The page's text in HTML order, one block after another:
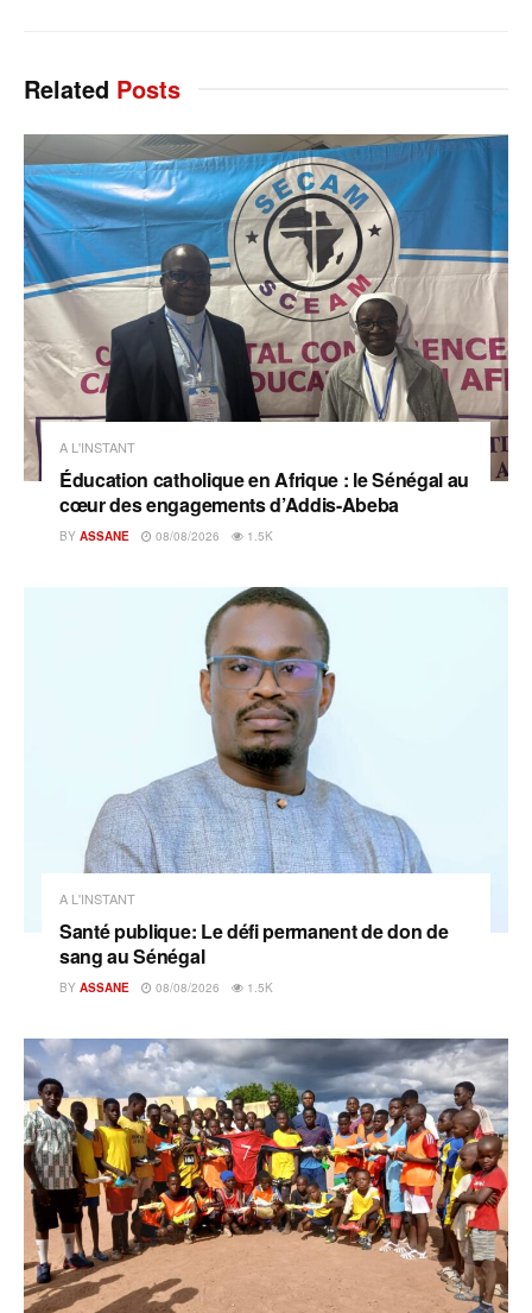
Related Posts
A L'INSTANT
Éducation catholique en Afrique : le Sénégal au
cœur des engagements d’Addis-Abeba
BY ASSANE 08/08/2026 1.5K
A L'INSTANT
Santé publique: Le défi permanent de don de
sang au Sénégal
BY ASSANE 08/08/2026 1.5K